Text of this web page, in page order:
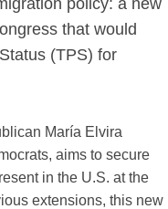
that would
(TPS) for
María Elvira
aims to secure
in the U.S. at the
extensions, this new